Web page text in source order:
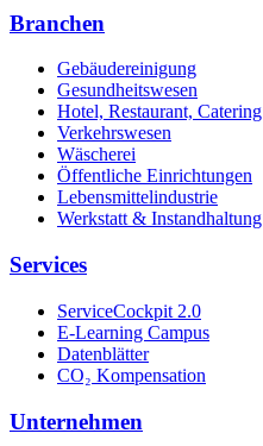
Branchen
Gebäudereinigung
Gesundheitswesen
Hotel, Restaurant, Catering
Verkehrswesen
Wäscherei
Öffentliche Einrichtungen
Lebensmittelindustrie
Werkstatt & Instandhaltung
Services
ServiceCockpit 2.0
E-Learning Campus
Datenblätter
CO₂ Kompensation
Unternehmen